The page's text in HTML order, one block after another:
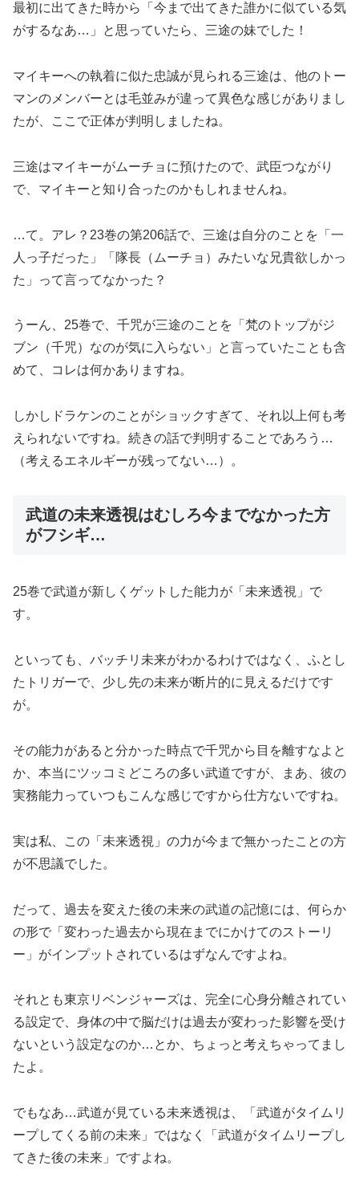
最初に出てきた時から「今まで出てきた誰かに似ている気
がするなあ…」と思っていたら、三途の妹でした！
マイキーへの執着に似た忠誠が見られる三途は、他のトー
マンのメンバーとは毛並みが違って異色な感じがありまし
たが、ここで正体が判明しましたね。
三途はマイキーがムーチョに預けたので、武臣つながり
で、マイキーと知り合ったのかもしれませんね。
…て。アレ？23巻の第206話で、三途は自分のことを「一
人っ子だった」「隊長（ムーチョ）みたいな兄貴欲しかっ
た」って言ってなかった？
うーん、25巻で、千咒が三途のことを「梵のトップがジ
ブン（千咒）なのが気に入らない」と言っていたことも含
めて、コレは何かありますね。
しかしドラケンのことがショックすぎて、それ以上何も考
えられないですね。続きの話で判明することであろう…
（考えるエネルギーが残ってない…）。
武道の未来透視はむしろ今までなかった方
がフシギ…
25巻で武道が新しくゲットした能力が「未来透視」で
す。
といっても、バッチリ未来がわかるわけではなく、ふとし
たトリガーで、少し先の未来が断片的に見えるだけです
が。
その能力があると分かった時点で千咒から目を離すなよと
か、本当にツッコミどころの多い武道ですが、まあ、彼の
実務能力っていつもこんな感じですから仕方ないですね。
実は私、この「未来透視」の力が今まで無かったことの方
が不思議でした。
だって、過去を変えた後の未来の武道の記憶には、何らか
の形で「変わった過去から現在までにかけてのストーリ
ー」がインプットされているはずなんですよね。
それとも東京リベンジャーズは、完全に心身分離されてい
る設定で、身体の中で脳だけは過去が変わった影響を受け
ないという設定なのか…とか、ちょっと考えちゃってまし
たよ。
でもなあ…武道が見ている未来透視は、「武道がタイムリ
ープしてくる前の未来」ではなく「武道がタイムリープし
てきた後の未来」ですよね。